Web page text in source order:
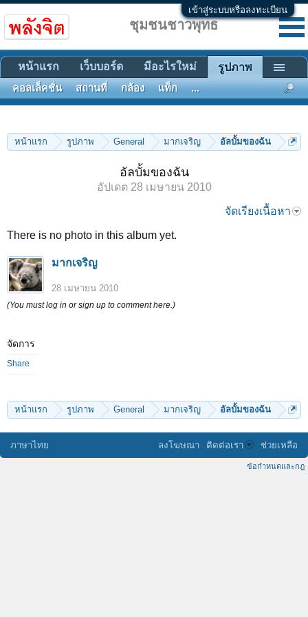
เข้าสู่ระบบหรือลงทะเบียน
หน้าแรก รูปภาพ General มากเจริญ อัลบั้มของฉัน
อัลบั้มของฉัน
อัปเดต 28 เมษายน 2010
จัดเรียงเนื้อหา
There is no photo in this album yet.
มากเจริญ
28 เมษายน 2010
(You must log in or sign up to comment here.)
จัดการ
Share
หน้าแรก รูปภาพ General มากเจริญ อัลบั้มของฉัน
ชุมชนชาวพุทธ
หน้าแรก เว็บบอร์ด มีอะไรใหม่ รูปภาพ
คอลเล็คชั่น สถานที่ กล้อง แท็ก ...
ภาษาไทย ลงโฆษณา ติดต่อเรา ช่วยเหลือ
ข้อกำหนดและกฎ